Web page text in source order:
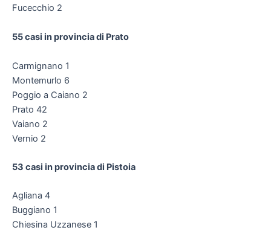
Fucecchio 2
55 casi in provincia di Prato
Carmignano 1
Montemurlo 6
Poggio a Caiano 2
Prato 42
Vaiano 2
Vernio 2
53 casi in provincia di Pistoia
Agliana 4
Buggiano 1
Chiesina Uzzanese 1